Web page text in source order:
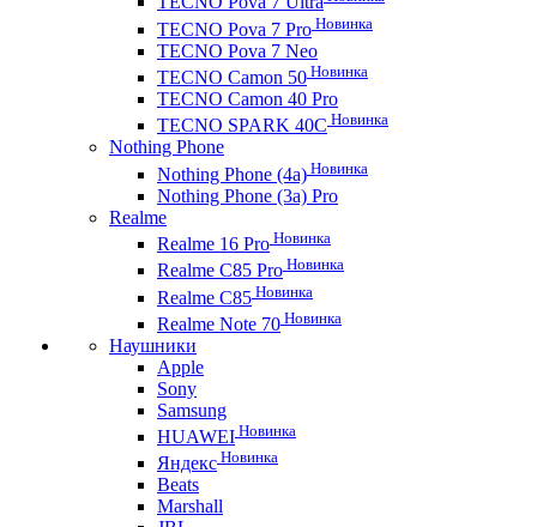
TECNO Pova 7 Pro Новинка
TECNO Pova 7 Neo
TECNO Camon 50 Новинка
TECNO Camon 40 Pro
TECNO SPARK 40C Новинка
Nothing Phone
Nothing Phone (4a) Новинка
Nothing Phone (3a) Pro
Realme
Realme 16 Pro Новинка
Realme C85 Pro Новинка
Realme C85 Новинка
Realme Note 70 Новинка
Наушники
Apple
Sony
Samsung
HUAWEI Новинка
Яндекс Новинка
Beats
Marshall